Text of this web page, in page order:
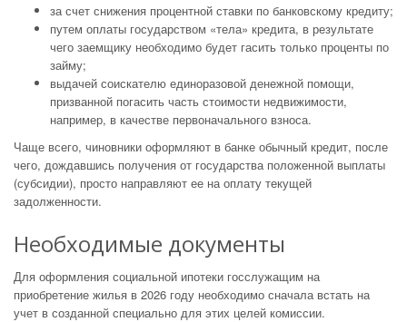
за счет снижения процентной ставки по банковскому кредиту;
путем оплаты государством «тела» кредита, в результате
чего заемщику необходимо будет гасить только проценты по
займу;
выдачей соискателю единоразовой денежной помощи,
призванной погасить часть стоимости недвижимости,
например, в качестве первоначального взноса.
Чаще всего, чиновники оформляют в банке обычный кредит, после
чего, дождавшись получения от государства положенной выплаты
(субсидии), просто направляют ее на оплату текущей
задолженности.
Необходимые документы
Для оформления социальной ипотеки госслужащим на
приобретение жилья в 2026 году необходимо сначала встать на
учет в созданной специально для этих целей комиссии.